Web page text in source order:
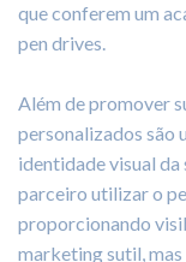
que conferem um
pen drives.
Além de promover
personalizados são
identidade visual da
parceiro utilizar o
proporcionando
marketing sutil, mas